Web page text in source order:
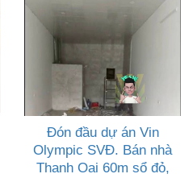
Đón đầu dự án Vin
Olympic SVĐ. Bán nhà
Thanh Oai 60m sổ đỏ,